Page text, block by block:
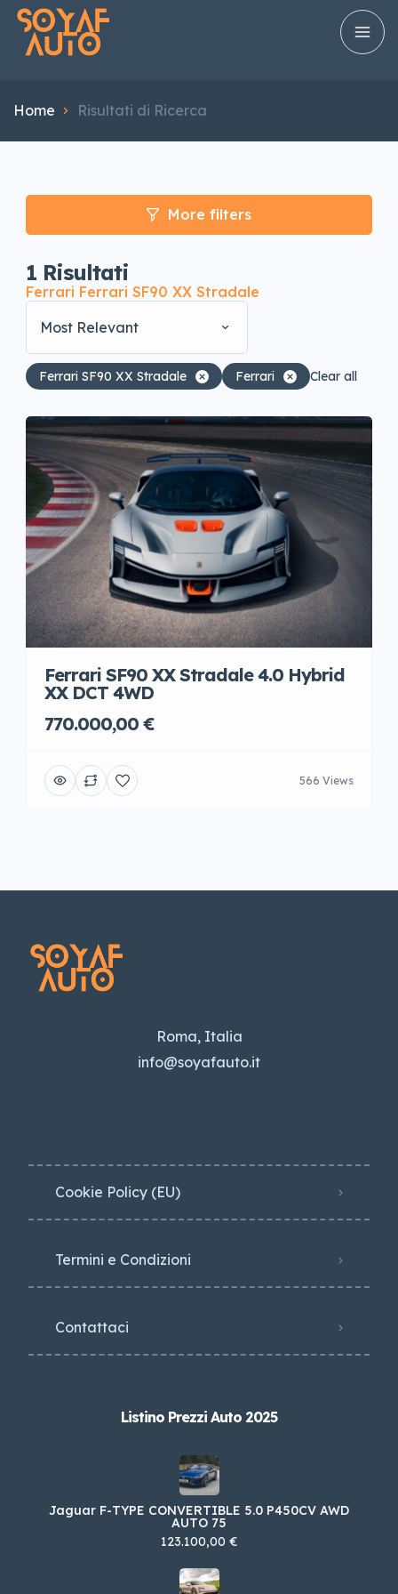
Home Risultati di Ricerca
More filters
1 Risultati
Ferrari Ferrari SF90 XX Stradale
Most Relevant
Ferrari SF90 XX Stradale Ferrari Clear all
Ferrari SF90 XX Stradale 4.0 Hybrid
XX DCT 4WD
770.000,00 €
566 Views
Roma, Italia
info@soyafauto.it
Cookie Policy (EU)
Termini e Condizioni
Contattaci
Listino Prezzi Auto 2025
Jaguar F-TYPE CONVERTIBLE 5.0 P450CV AWD
AUTO 75
123.100,00 €